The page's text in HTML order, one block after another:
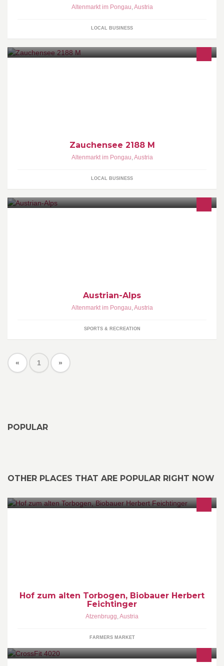
Altenmarkt im Pongau,Austria
LOCAL BUSINESS
Zauchensee 2188 M
Altenmarkt im Pongau,Austria
LOCAL BUSINESS
Austrian-Alps
Altenmarkt im Pongau,Austria
SPORTS & RECREATION
« 1 »
POPULAR
OTHER PLACES THAT ARE POPULAR RIGHT NOW
Hof zum alten Torbogen, Biobauer Herbert
Feichtinger
Atzenbrugg,Austria
FARMERS MARKET